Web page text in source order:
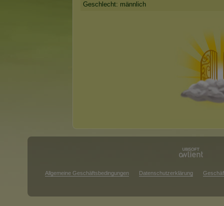
Geschlecht: männlich
Allgemeine Geschäftsbedingungen Datenschutzerklärung